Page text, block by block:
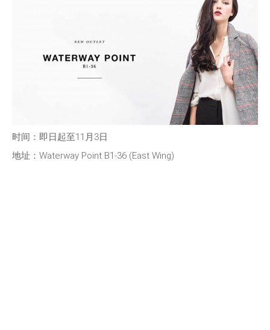
时间：即日起至11月3日
地址：Waterway Point B1-36 (East Wing)